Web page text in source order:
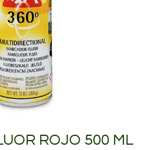
ROJO 500 ML